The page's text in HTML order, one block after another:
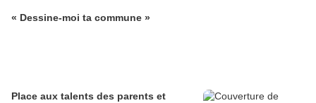
« Dessine-moi ta commune »
Place aux talents des parents et